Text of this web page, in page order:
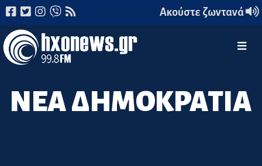
Ακούστε ζωντανά
ΝΕΑ ΔΗΜΟΚΡΑΤΙΑ